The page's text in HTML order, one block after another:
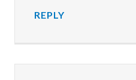
REPLY